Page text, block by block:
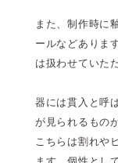
また、制作時に
ールなどありま
は扱わせていた
器には貫入と呼
が見られるもの
こちらは割れや